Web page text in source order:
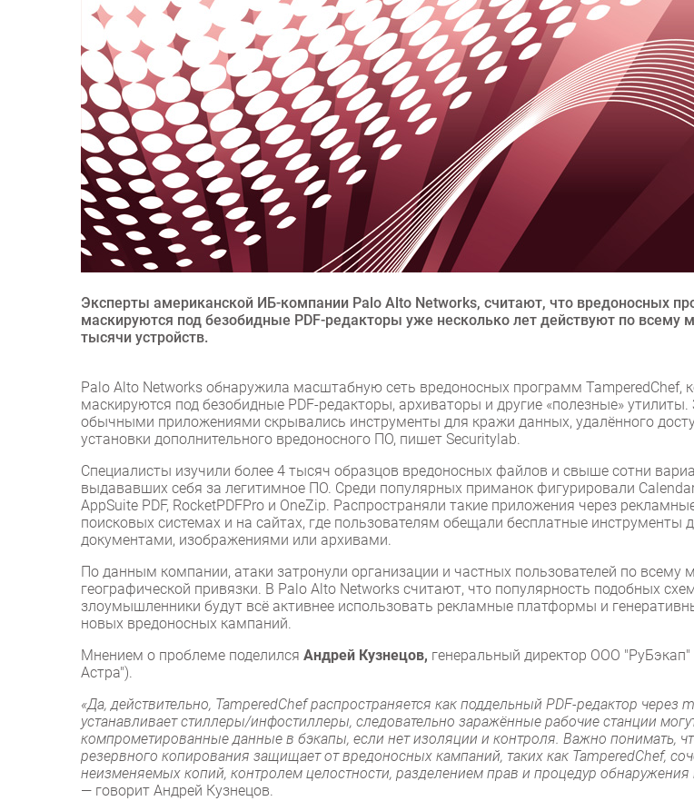
Эксперты американской ИБ-компании Palo Alto Networks, считают, что вредоносных
маскируются под безобидные PDF-редакторы уже несколько лет действуют по всему
тысячи устройств.
Palo Alto Networks обнаружила масштабную сеть вредоносных программ TamperedChef,
маскируются под безобидные PDF-редакторы, архиваторы и другие «полезные»
обычными приложениями скрывались инструменты для кражи данных, удалённого
установки дополнительного вредоносного ПО, пишет Securitylab.
Специалисты изучили более 4 тысяч образцов вредоносных файлов и свыше сотни
выдававших себя за легитимное ПО. Среди популярных приманок фигурировали
AppSuite PDF, RocketPDFPro и OneZip. Распространяли такие приложения через
поисковых системах и на сайтах, где пользователям обещали бесплатные инструменты
документами, изображениями или архивами.
По данным компании, атаки затронули организации и частных пользователей по всему
географической привязки. В Palo Alto Networks считают, что популярность подобных
злоумышленники будут всё активнее использовать рекламные платформы и
новых вредоносных кампаний.
Мнением о проблеме поделился Андрей Кузнецов, генеральный директор ООО "РуБэкап"
Астра").
«Да, действительно, TamperedChef распространяется как поддельный PDF-редактор через
устанавливает стиллеры/инфостиллеры, следовательно заражённые рабочие станции
компрометированные данные в бэкапы, если нет изоляции и контроля. Важно понимать,
резервного копирования защищает от вредоносных кампаний, таких как TamperedChef,
неизменяемых копий, контролем целостности, разделением прав и процедур обнаружения
— говорит Андрей Кузнецов.